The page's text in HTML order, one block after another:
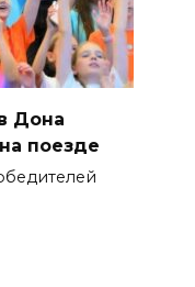
Дона
поезде